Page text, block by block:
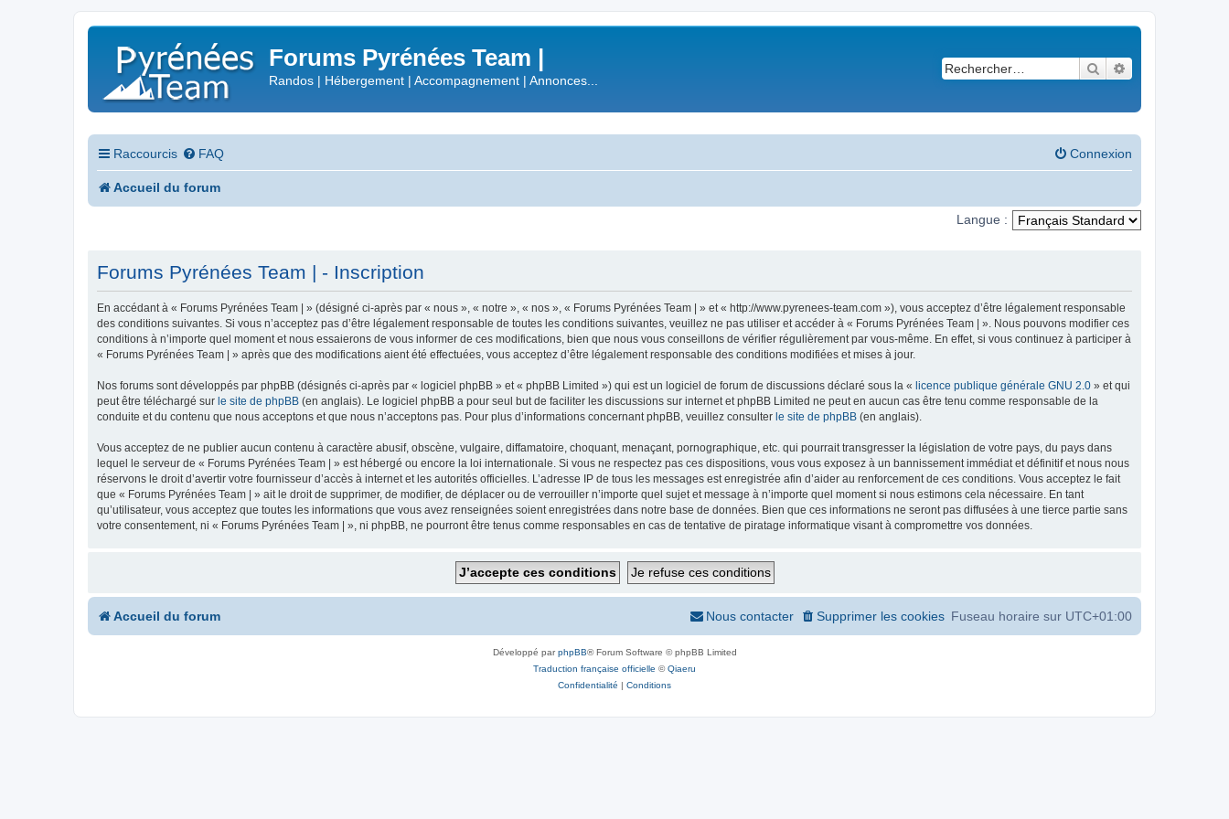
Forums Pyrénées Team |
Randos | Hébergement | Accompagnement | Annonces...
Rechercher
Raccourcis FAQ Connexion
Accueil du forum
Langue :
Forums Pyrénées Team | - Inscription
En accédant à « Forums Pyrénées Team | » (désigné ci-après par « nous », « notre », « nos », « Forums Pyrénées Team | » et « http://www.pyrenees-team.com »), vous acceptez d’être légalement responsable
des conditions suivantes. Si vous n’acceptez pas d’être légalement responsable de toutes les conditions suivantes, veuillez ne pas utiliser et accéder à « Forums Pyrénées Team | ». Nous pouvons modifier ces
conditions à n’importe quel moment et nous essaierons de vous informer de ces modifications, bien que nous vous conseillons de vérifier régulièrement par vous-même. En effet, si vous continuez à participer à
« Forums Pyrénées Team | » après que des modifications aient été effectuées, vous acceptez d’être légalement responsable des conditions modifiées et mises à jour.
Nos forums sont développés par phpBB (désignés ci-après par « logiciel phpBB » et « phpBB Limited ») qui est un logiciel de forum de discussions déclaré sous la « licence publique générale GNU 2.0 » et qui
peut être téléchargé sur le site de phpBB (en anglais). Le logiciel phpBB a pour seul but de faciliter les discussions sur internet et phpBB Limited ne peut en aucun cas être tenu comme responsable de la
conduite et du contenu que nous acceptons et que nous n’acceptons pas. Pour plus d’informations concernant phpBB, veuillez consulter le site de phpBB (en anglais).
Vous acceptez de ne publier aucun contenu à caractère abusif, obscène, vulgaire, diffamatoire, choquant, menaçant, pornographique, etc. qui pourrait transgresser la législation de votre pays, du pays dans
lequel le serveur de « Forums Pyrénées Team | » est hébergé ou encore la loi internationale. Si vous ne respectez pas ces dispositions, vous vous exposez à un bannissement immédiat et définitif et nous nous
réservons le droit d’avertir votre fournisseur d’accès à internet et les autorités officielles. L’adresse IP de tous les messages est enregistrée afin d’aider au renforcement de ces conditions. Vous acceptez le fait
que « Forums Pyrénées Team | » ait le droit de supprimer, de modifier, de déplacer ou de verrouiller n’importe quel sujet et message à n’importe quel moment si nous estimons cela nécessaire. En tant
qu’utilisateur, vous acceptez que toutes les informations que vous avez renseignées soient enregistrées dans notre base de données. Bien que ces informations ne seront pas diffusées à une tierce partie sans
votre consentement, ni « Forums Pyrénées Team | », ni phpBB, ne pourront être tenus comme responsables en cas de tentative de piratage informatique visant à compromettre vos données.
Accueil du forum Fuseau horaire sur UTC+01:00
Supprimer les cookies
Nous contacter
Développé parphpBB® Forum Software © phpBB Limited
Traduction française officielle ©Qiaeru
Confidentialité | Conditions